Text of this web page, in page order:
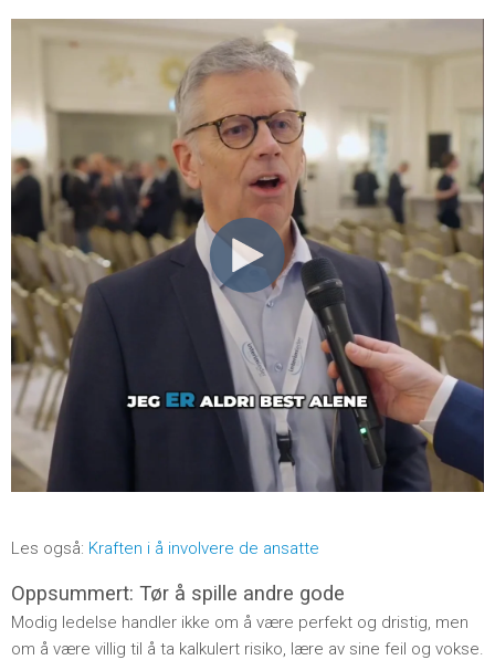
Les også: Kraften i å involvere de ansatte
Oppsummert: Tør å spille andre gode
Modig ledelse handler ikke om å være perfekt og dristig, men
om å være villig til å ta kalkulert risiko, lære av sine feil og vokse.